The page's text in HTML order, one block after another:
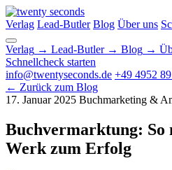
Verlag Lead-Butler Blog Über uns
Verlag → Lead-Butler → Blog →
Schnellcheck starten
info@twentyseconds.de +49 4952
← Zurück zum Blog
17. Januar 2025 Buchmarketing &
Buchvermarktung: So
Werk zum Erfolg